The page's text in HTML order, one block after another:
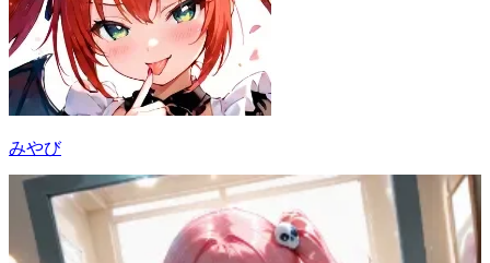
みやび
47(39)